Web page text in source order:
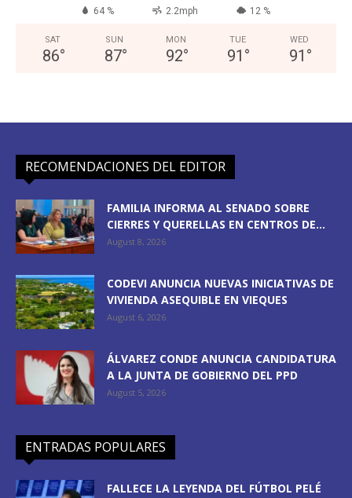
64 % 2.2mph 12 %
SAT
86°
SUN
87°
MON
92°
TUE
91 °
WED
91 °
RECOMENDACIONES DEL EDITOR
FAMILIA INFORMA AL SENADO SOBRE
CIERRES Y QUERELLAS EN CENTROS DE...
August 8, 2026
CODEVI ANUNCIA NUEVAS INICIATIVAS DE
VIVIENDA ASEQUIBLE EN VIEQUES
August 6, 2026
ÁLVAREZ CONDE ANUNCIA CANDIDATURA
A LA JUNTA DE GOBIERNO DEL PPD
August 5, 2026
ENTRADAS POPULARES
FALLECE LA LEYENDA DEL FÚTBOL PELÉ